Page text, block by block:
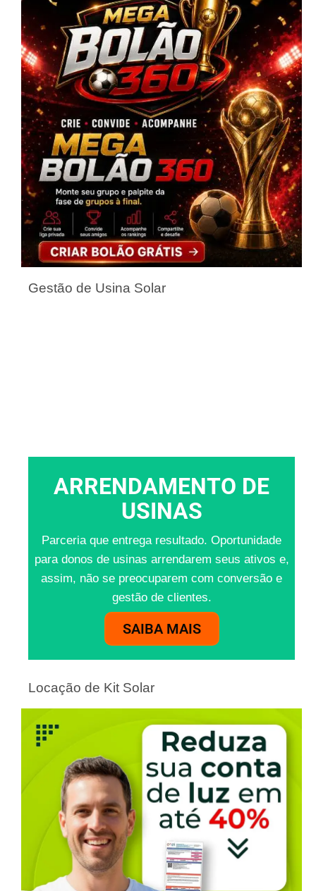
Gestão de Usina Solar
ARRENDAMENTO DE
USINAS
Parceria que entrega resultado. Oportunidade
para donos de usinas arrendarem seus ativos e,
assim, não se preocuparem com conversão e
gestão de clientes.
SAIBA MAIS
Locação de Kit Solar